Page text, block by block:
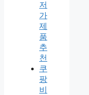
저
가
제
품
추
천
쿠
팡
비